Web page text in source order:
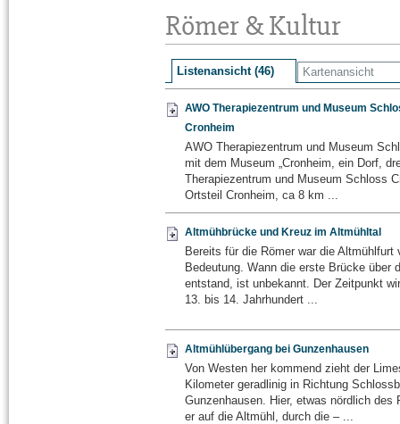
Römer & Kultur
Listenansicht (46) Kartenansicht
AWO Therapiezentrum und Museum
Cronheim
AWO Therapiezentrum und Museum
mit dem Museum „Cronheim, ein Dorf,
Therapiezentrum und Museum Schloss
Ortsteil Cronheim, ca 8 km ...
Altmühbrücke und Kreuz im Altmühltal
Bereits für die Römer war die Altmühlfurt
Bedeutung. Wann die erste Brücke über
entstand, ist unbekannt. Der Zeitpunkt
13. bis 14. Jahrhundert ...
Altmühlübergang bei Gunzenhausen
Von Westen her kommend zieht der
Kilometer geradlinig in Richtung
Gunzenhausen. Hier, etwas nördlich des
er auf die Altmühl, durch die – ...